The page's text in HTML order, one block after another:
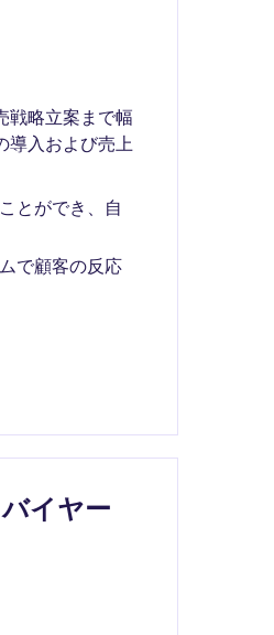
戦略立案まで幅
導入および売上
とができ、自
で顧客の反応
イヤー